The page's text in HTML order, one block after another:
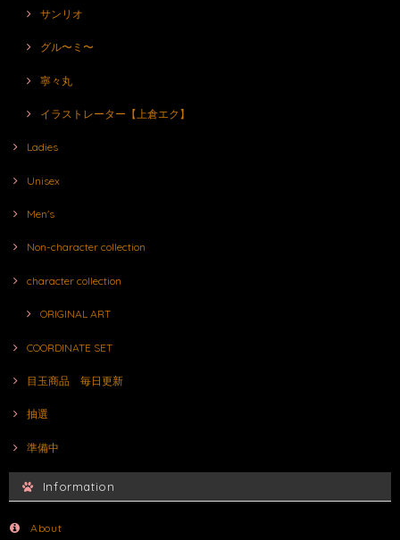
サンリオ
グル〜ミ〜
寧々丸
イラストレーター【上倉エク】
Ladies
Unisex
Men's
Non-character collection
character collection
ORIGINAL ART
COORDINATE SET
目玉商品 毎日更新
抽選
準備中
Information
About